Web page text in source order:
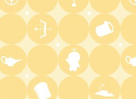
深夜 2:00
M:ZINE
深夜 2:20
テレ朝サマフェスナビ